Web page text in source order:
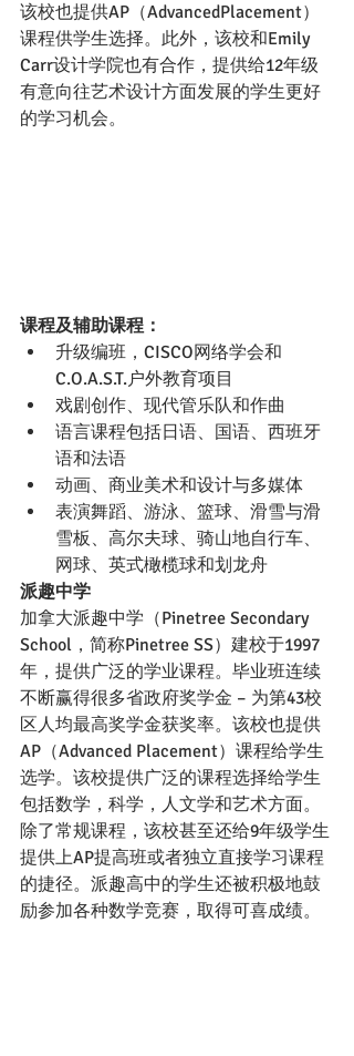
该校也提供AP（AdvancedPlacement）
课程供学生选择。此外，该校和Emily
Carr设计学院也有合作，提供给12年级
有意向往艺术设计方面发展的学生更好
的学习机会。
课程及辅助课程：
升级编班，CISCO网络学会和
C.O.A.S.T.户外教育项目
戏剧创作、现代管乐队和作曲
语言课程包括日语、国语、西班牙
语和法语
动画、商业美术和设计与多媒体
表演舞蹈、游泳、篮球、滑雪与滑
雪板、高尔夫球、骑山地自行车、
网球、英式橄榄球和划龙舟
派趣中学
加拿大派趣中学（Pinetree Secondary
School，简称Pinetree SS）建校于1997
年，提供广泛的学业课程。毕业班连续
不断赢得很多省政府奖学金 – 为第43校
区人均最高奖学金获奖率。该校也提供
AP（Advanced Placement）课程给学生
选学。该校提供广泛的课程选择给学生
包括数学，科学，人文学和艺术方面。
除了常规课程，该校甚至还给9年级学生
提供上AP提高班或者独立直接学习课程
的捷径。派趣高中的学生还被积极地鼓
励参加各种数学竞赛，取得可喜成绩。